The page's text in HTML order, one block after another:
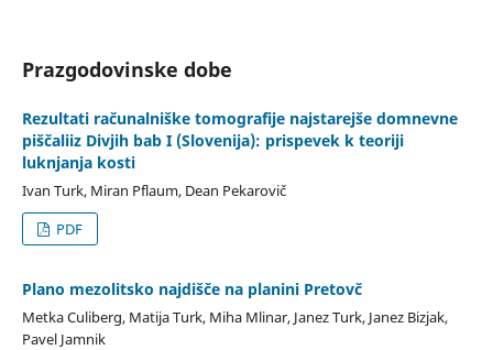
Prazgodovinske dobe
Rezultati računalniške tomografije najstarejše domnevne
piščaliiz Divjih bab I (Slovenija): prispevek k teoriji
luknjanja kosti
Ivan Turk, Miran Pflaum, Dean Pekarovič
PDF
Plano mezolitsko najdišče na planini Pretovč
Metka Culiberg, Matija Turk, Miha Mlinar, Janez Turk, Janez Bizjak,
Pavel Jamnik